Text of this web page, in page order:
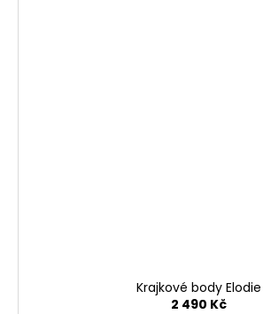
Krajkové body Elodie
2 490 Kč